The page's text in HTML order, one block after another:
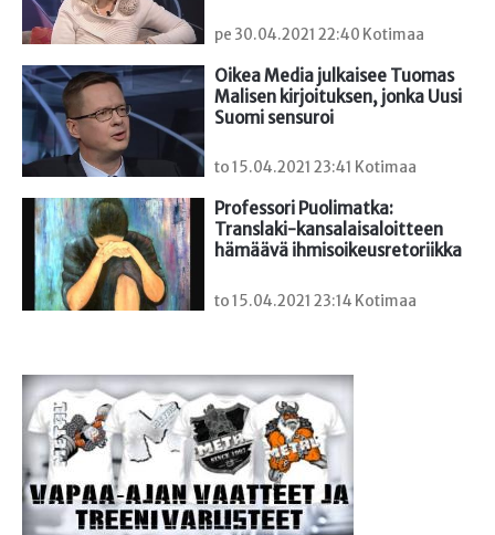
pe 30.04.2021 22:40 Kotimaa
Oikea Media julkaisee Tuomas
Malisen kirjoituksen, jonka Uusi
Suomi sensuroi
to 15.04.2021 23:41 Kotimaa
Professori Puolimatka:
Translaki-kansalaisaloitteen
hämäävä ihmisoikeusretoriikka
to 15.04.2021 23:14 Kotimaa